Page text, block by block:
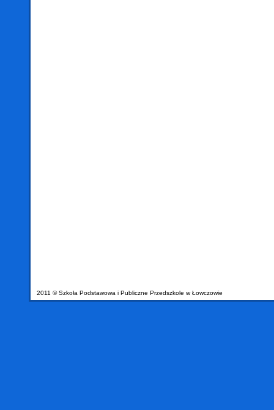
2011 © Szkoła Podstawowa i Publiczne Przedszkole w Łowczowie